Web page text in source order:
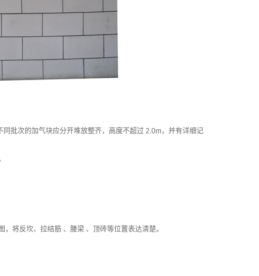
批次的加气块应分开堆放整齐，高度不超过 2.0m，并有详细记
将反坎、拉结筋 、腰梁 、顶砖等位置表达清楚。